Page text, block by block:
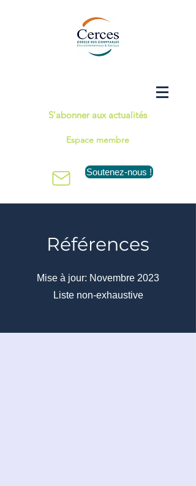
S'abonner aux actualités
Espace membre
Soutenez-nous !
Références
Mise à jour: Novembre 2023
Liste non-exhaustive